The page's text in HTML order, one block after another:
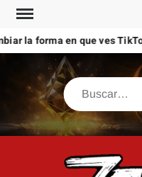
Saltar
contenido
la forma en que ves TikTok
Buscar